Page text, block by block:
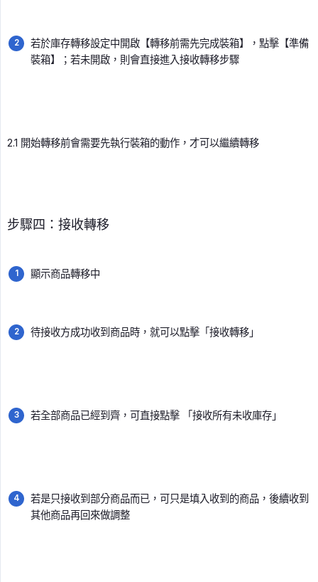
若於庫存轉移設定中開啟【轉移前需先完成裝箱】，點擊【準備
裝箱】；若未開啟，則會直接進入接收轉移步驟
2.1 開始轉移前會需要先執行裝箱的動作，才可以繼續轉移
步驟四：接收轉移
顯示商品轉移中
待接收方成功收到商品時，就可以點擊「接收轉移」
若全部商品已經到齊，可直接點擊 「接收所有未收庫存」
若是只接收到部分商品而已，可只是填入收到的商品，後續收到
其他商品再回來做調整